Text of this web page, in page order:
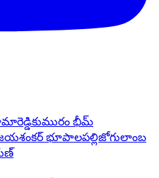
కుమురం భీమ్
భూపాలపల్లిజోగులాంబ